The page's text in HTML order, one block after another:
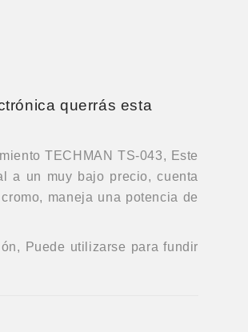
querrás esta
TECHMAN TS-043, Este
a un muy bajo precio, cuenta
maneja una potencia de
Puede utilizarse para fundir